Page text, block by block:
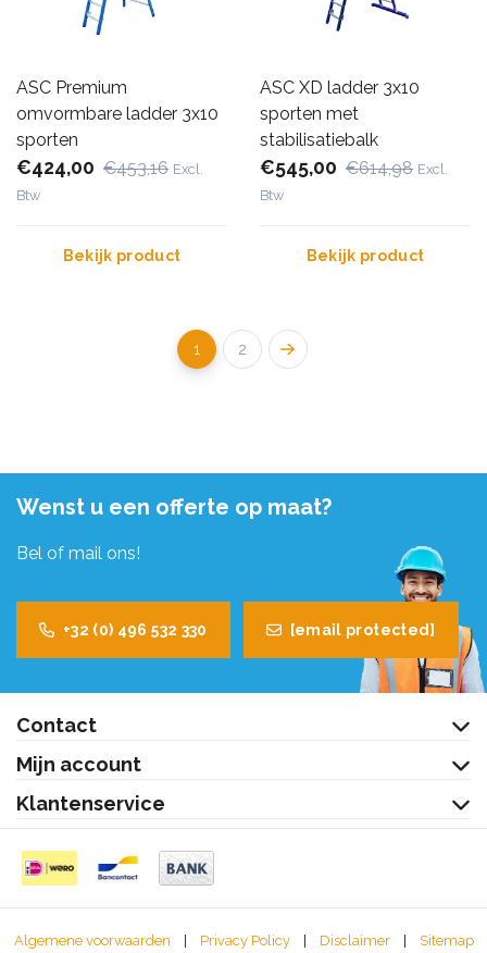
ASC Premium
omvormbare ladder 3x10
sporten
€424,00 €453,16 Excl.
Btw
Bekijk product
ASC XD ladder 3x10
sporten met
stabilisatiebalk
€545,00 €614,98 Excl.
Btw
Bekijk product
1 2
Wenst u een offerte op maat?
Bel of mail ons!
+32 (0) 496 532 330 [email protected]
Contact
Mijn account
Klantenservice
Algemene voorwaarden Privacy Policy Disclaimer Sitemap